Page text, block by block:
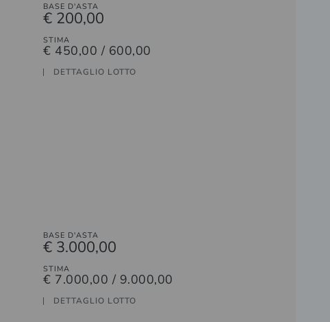
BASE D'ASTA
€ 200,00
STIMA
€ 450,00 / 600,00
DETTAGLIO LOTTO
BASE D'ASTA
€ 3.000,00
STIMA
€ 7.000,00 / 9.000,00
DETTAGLIO LOTTO